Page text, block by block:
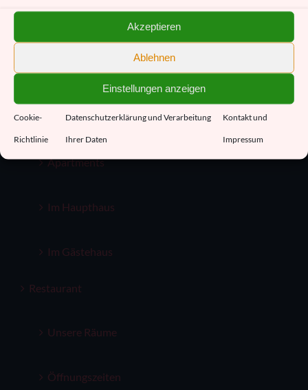
Akzeptieren
Ablehnen
Einstellungen anzeigen
Cookie-
Richtlinie
Datenschutzerklärung und Verarbeitung
Ihrer Daten
Kontakt und
Impressum
Hotel
Reservieren
Apartments
Im Haupthaus
Im Gästehaus
Restaurant
Unsere Räume
Öffnungszeiten